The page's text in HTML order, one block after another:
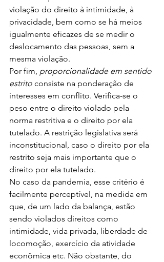
violação do direito à intimidade, à
privacidade, bem como se há meios
igualmente eficazes de se medir o
deslocamento das pessoas, sem a
mesma violação.
Por fim, proporcionalidade em sentido
estrito consiste na ponderação de
interesses em conflito. Verifica-se o
peso entre o direito violado pela
norma restritiva e o direito por ela
tutelado. A restrição legislativa será
inconstitucional, caso o direito por ela
restrito seja mais importante que o
direito por ela tutelado.
No caso da pandemia, esse critério é
facilmente perceptível, na medida em
que, de um lado da balança, estão
sendo violados direitos como
intimidade, vida privada, liberdade de
locomoção, exercício da atividade
econômica etc. Não obstante, do